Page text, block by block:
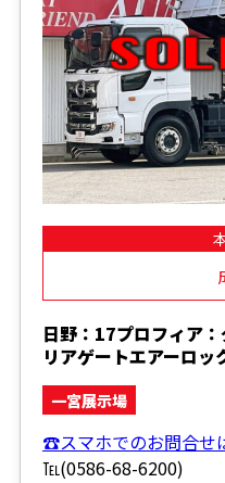
日野：17プロフィア
リアゲートエアーロッ
一宮展示場
☎スマホでのお問合せ
℡(0586-68-6200)